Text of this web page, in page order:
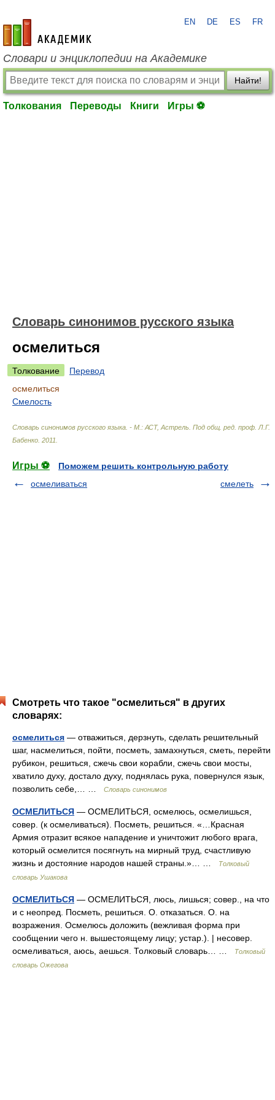
academic.ru
EN DE ES FR
Словари и энциклопедии на Академике
Найти!
Толкования Переводы Книги Игры ⚽
Словарь синонимов русского языка
осмелиться
Толкование
Перевод
осмелиться
Смелость
Словарь синонимов русского языка. - М.: АСТ, Астрель Под общ. ред. проф. Л.Г.
Бабенко 2011
Игры ⚽
Поможем решить контрольную работу
осмеливаться
смелеть
Смотреть что такое "осмелиться" в других
словарях:
осмелиться — отважиться, дерзнуть, сделать решительный
шаг, насмелиться, пойти, посметь, замахнуться, сметь, перейти
рубикон, решиться, сжечь свои корабли, сжечь свои мосты,
хватило духу, достало духу, поднялась рука, повернулся язык,
позволить себе,… …
Словарь синонимов
ОСМЕЛИТЬСЯ — ОСМЕЛИТЬСЯ, осмелюсь, осмелишься,
совер. (к осмеливаться). Посметь, решиться. «…Красная
Армия отразит всякое нападение и уничтожит любого врага,
который осмелится посягнуть на мирный труд, счастливую
жизнь и достояние народов нашей страны.»… …
Толковый
словарь Ушакова
ОСМЕЛИТЬСЯ — ОСМЕЛИТЬСЯ, люсь, лишься; совер., на что
и с неопред. Посметь, решиться. О. отказаться. О. на
возражения. Осмелюсь доложить (вежливая форма при
сообщении чего н. вышестоящему лицу; устар.). | несовер.
осмеливаться, аюсь, аешься. Толковый словарь… …
Толковый
словарь Ожегова